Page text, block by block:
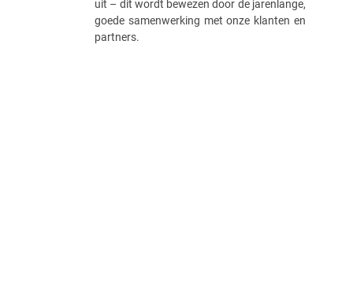
uit – dit wordt bewezen door de jarenlange,
goede samenwerking met onze klanten en
partners.